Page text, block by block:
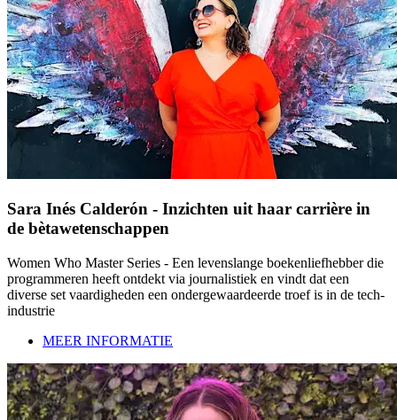
Sara Inés Calderón - Inzichten uit haar carrière in
de bètawetenschappen
Women Who Master Series - Een levenslange boekenliefhebber die
programmeren heeft ontdekt via journalistiek en vindt dat een
diverse set vaardigheden een ondergewaardeerde troef is in de tech-
industrie
MEER INFORMATIE